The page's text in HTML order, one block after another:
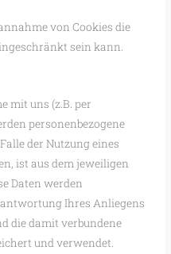
von Cookies die
sein kann.
mit uns (z.B. per
personenbezogene
der Nutzung eines
ist aus dem jeweiligen
Daten werden
Ihres Anliegens
die damit verbundene
und verwendet.